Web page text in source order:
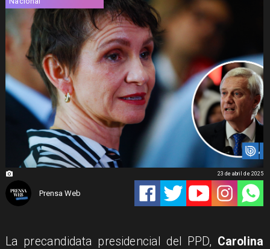
Prensa Web
23 de abril de 2025
La precandidata presidencial del PPD, Carolina